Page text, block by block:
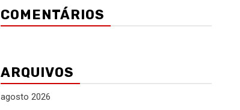
COMENTÁRIOS
ARQUIVOS
agosto 2026